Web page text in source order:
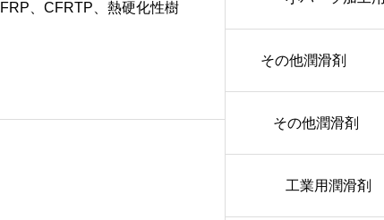
、CFRTP、熱硬化性樹
その他潤滑剤
その他潤滑剤
工業用潤滑剤